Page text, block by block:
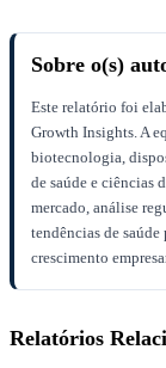
Sobre o(s)
Este relatório foi
Growth Insights. A
biotecnologia,
de saúde e ciências
mercado, análise
tendências de
crescimento
Relatórios